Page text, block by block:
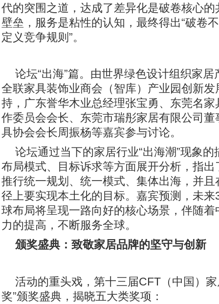
代的突围之道，达成了差异化是破卷核心
壁垒，服务是粘性的认知，最终得出“破卷
定义竞争规则”。
论坛“出海”篇。由世界绿色设计组织家
全联家具装饰业商会（智库）产业园创新
持，广东誉华木业总经理张宝勇、东莞名
作委员会会长、东莞市瑞彤家居有限公司
具协会会长周振杨等嘉宾参与讨论。
论坛通过当下的家居行业“出海潮”现象
布局模式、目标诉求等方面展开分析，指
推行统一规划、统一模式、集体出海，并
径上要实现本土化的目标。嘉宾预测，未
球布局将呈现一路向好的核心场景，伴随
力的提高，不断服务全球。
颁奖盛典：致敬家居品牌的坚守与创新
活动的重头戏，第十三届CFT（中国）
奖”颁奖盛典，揭晓五大类奖项：